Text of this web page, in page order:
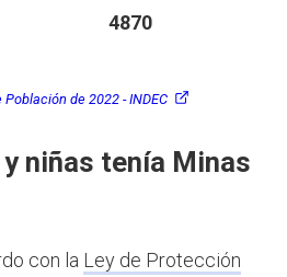
4870
Población de 2022 - INDEC
niñas tenía Minas
con la Ley de Protección